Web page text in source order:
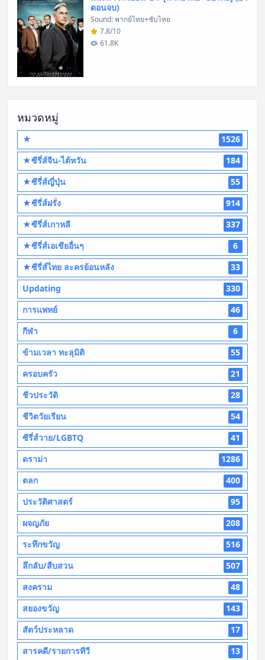
ตอนจบ)
Sound: พากย์ไทย+ซับไทย
7.8/10
61.8K
หมวดหมู่
★
1526
★ซีรี่ส์จีน-ไต้หวัน
184
★ซีรี่ส์ญี่ปุ่น
55
★ซีรี่ส์ฝรั่ง
914
★ซีรี่ส์เกาหลี
337
★ซีรี่ส์เอเชียอื่นๆ
6
★ซีรี่ส์ไทย ละครย้อนหลัง
33
Updating
330
การแพทย์
46
กีฬา
6
ข้ามเวลา ทะลุมิติ
55
ครอบครัว
21
ชีวประวัติ
28
ชีวิตวัยเรียน
54
ซีรี่ส์วาย/LGBTQ
41
ดราม่า
1286
ตลก
400
ประวัติศาสตร์
95
ผจญภัย
208
ระทึกขวัญ
516
ลึกลับ/สืบสวน
507
สงคราม
48
สยองขวัญ
143
สัตว์ประหลาด
17
สารคดี/รายการทีวี
13